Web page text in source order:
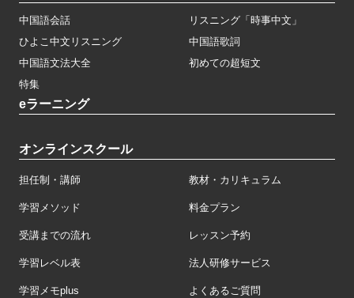
中国語会話
リスニング「時事中文」
ひよこ中文リスニング
中国語歌詞
中国語文法大全
初めての超短文
特集
eラーニング
オンラインスクール
担任制・講師 教材・カリキュラム
学習メソッド 料金プラン
受講までの流れ レッスン予約
学習レベル表 法人研修サービス
学習メモplus よくあるご質問